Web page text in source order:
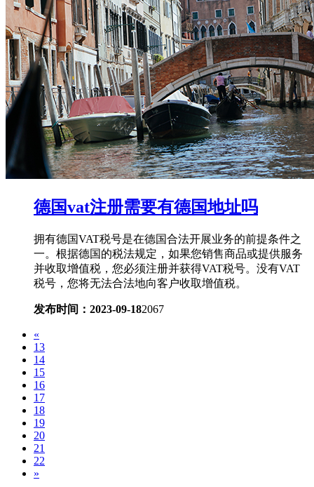
德国vat注册需要有德国地址吗
拥有德国VAT税号是在德国合法开展业务的前提条件之
一。根据德国的税法规定，如果您销售商品或提供服务
并收取增值税，您必须注册并获得VAT税号。没有VAT
税号，您将无法合法地向客户收取增值税。
发布时间：2023-09-182067
«
13
14
15
16
17
18
19
20
21
22
»